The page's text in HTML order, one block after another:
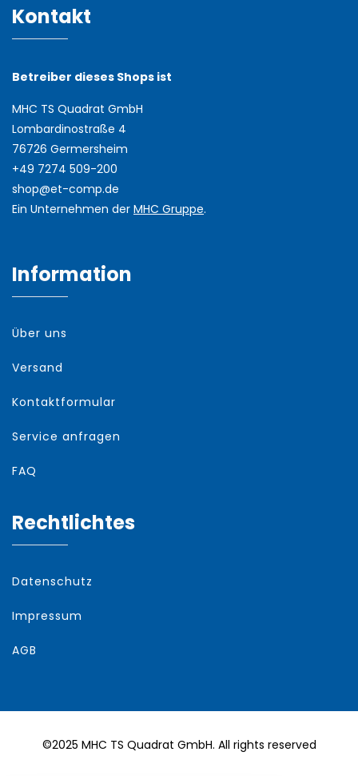
Kontakt
Betreiber dieses Shops ist
MHC TS Quadrat GmbH
Lombardinostraße 4
76726 Germersheim
+49 7274 509-200
shop@et-comp.de
Ein Unternehmen der MHC Gruppe.
Information
Über uns
Versand
Kontaktformular
Service anfragen
FAQ
Rechtlichtes
Datenschutz
Impressum
AGB
©2025 MHC TS Quadrat GmbH. All rights reserved